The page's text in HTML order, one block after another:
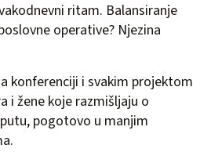
ritam. Balansiranje
operative? Njezina
konferenciji i svakim projektom
i žene koje razmišljaju o
pogotovo u manjim